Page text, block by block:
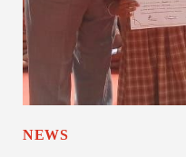
NEWS